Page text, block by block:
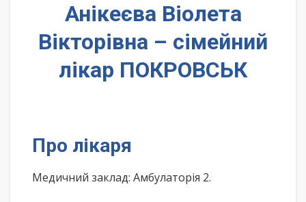
Анікеєва Віолета
Вікторівна – сімейний
лікар ПОКРОВСЬК
Про лікаря
Медичний заклад: Амбулаторія 2.